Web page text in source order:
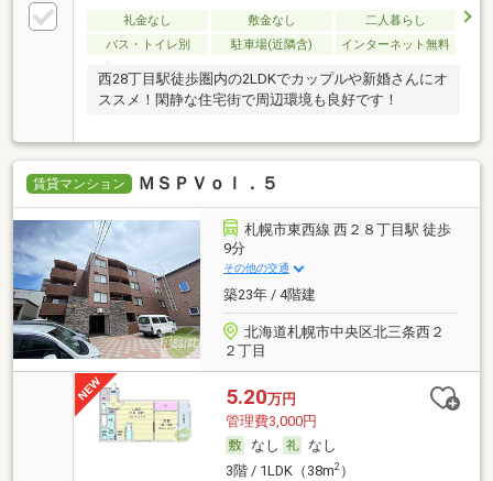
礼金なし 敷金なし
二人暮らし
バス・トイレ別
駐車場(近隣含) インターネット無料
西28丁目駅徒歩圏内の2LDKでカップルや新婚さんにオ
ススメ！閑静な住宅街で周辺環境も良好です！
賃貸マンション ＭＳＰＶｏｌ．５
札幌市東西線 西２８丁目駅 徒歩
9分
その他の交通
築23年 / 4階建
北海道札幌市中央区北三条西２
２丁目
5.20万円
管理費3,000円
なし
なし
3階 / 1LDK（38m2）